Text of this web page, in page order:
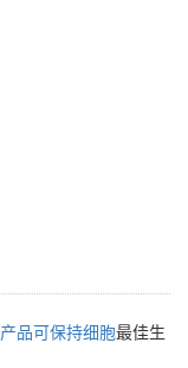
产品可保持细胞最佳生